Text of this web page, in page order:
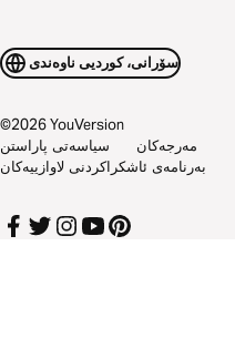
سۆرانی، کوردیی ناوەندی
©2026YouVersion
سیاسەتی پاراستن
مەرجەکان
بەرنامەی ئاشکراکردنی لاوازییەکان